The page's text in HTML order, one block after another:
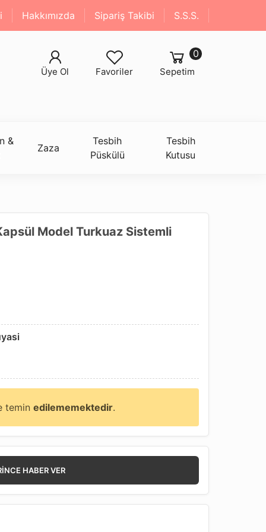
Hakkımızda Sipariş Takibi S.S.S.
Sepetim
0
Favoriler
Üye Ol
&
Zaza
Tesbih
Püskülü
Tesbih
Kutusu
Model Turkuaz Sistemli
teminedilememektedir.
HABER VER